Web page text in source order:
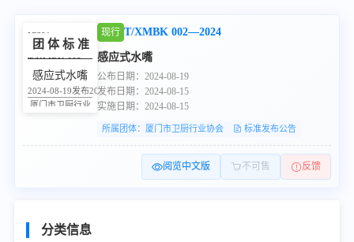
ICS91
团体标准
T/XMBK 002—2024
感应式水嘴
2024-08-19发布2024-08-15实施
厦门市卫厨行业
现行 T/XMBK 002—2024
感应式水嘴
公布日期：2024-08-19
发布日期：2024-08-15
实施日期：2024-08-15
所属团体：厦门市卫厨行业协会 标准发布公告
阅览中文版 不可售 反馈
分类信息